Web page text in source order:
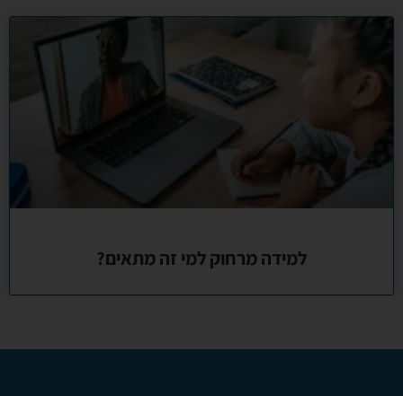
למידה מרחוק למי זה מתאים?